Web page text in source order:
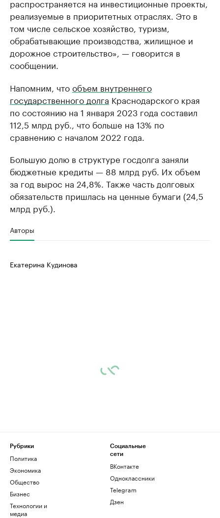
распространяется на инвестиционные проекты,
реализуемые в приоритетных отраслях. Это в
том числе сельское хозяйство, туризм,
обрабатывающие производства, жилищное и
дорожное строительство», — говорится в
сообщении.
Напомним, чтообъем внутреннего
государственного долга Краснодарского края
по состоянию на 1 января 2023 года составил
112,5 млрд руб., что больше на 13% по
сравнению с началом 2022 года.
Большую долю в структуре госдолга заняли
бюджетные кредиты — 88 млрд руб. Их объем
за год вырос на 24,8%. Также часть долговых
обязательств пришлась на ценные бумаги (24,5
млрд руб.).
Авторы
Екатерина Кудинова
Рубрики
Политика
Экономика
Общество
Бизнес
Технологии и
медиа
Социальные
сети
ВКонтакте
Одноклассники
Telegram
Дзен